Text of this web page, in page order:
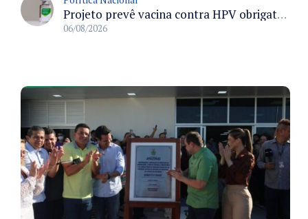
Projeto prevê vacina contra HPV obrigatória e testes moleculares para rastreamento do câncer do colo do útero
06/08/2026